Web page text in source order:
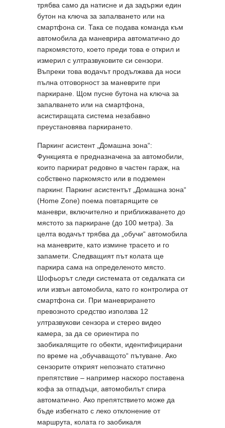
трябва само да натисне и да задържи един
бутон на ключа за запалването или на
смартфона си. Така се подава команда към
автомобила да маневрира автоматично до
паркомястото, което преди това е открил и
измерил с ултразвуковите си сензори.
Въпреки това водачът продължава да носи
пълна отговорност за маневрите при
паркиране. Щом пусне бутона на ключа за
запалването или на смартфона,
асистиращата система незабавно
преустановява паркирането.
Паркинг асистент „Домашна зона“:
Функцията е предназначена за автомобили,
които паркират редовно в частен гараж, на
собствено паркомясто или в подземен
паркинг. Паркинг асистентът „Домашна зона“
(Home Zone) поема повтарящите се
маневри, включително и приближаването до
мястото за паркиране (до 100 метра). За
целта водачът трябва да „обучи“ автомобила
на маневрите, като измине трасето и го
запамети. Следващият път колата ще
паркира сама на определеното място.
Шофьорът следи системата от седалката си
или извън автомобила, като го контролира от
смартфона си. При маневрирането
превозното средство използва 12
ултразвукови сензора и стерео видео
камера, за да се ориентира по
заобикалящите го обекти, идентифицирани
по време на „обучаващото“ пътуване. Ако
сензорите открият непознато статично
препятствие – например наскоро поставена
кофа за отпадъци, автомобилът спира
автоматично. Ако препятствието може да
бъде избегнато с леко отклонение от
маршрута, колата го заобикаля